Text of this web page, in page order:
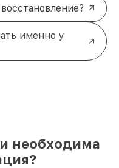
именно у
необходима